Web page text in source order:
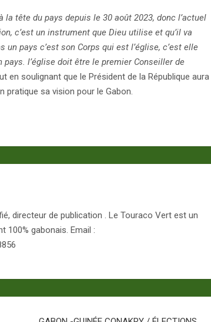
la tête du pays depuis le 30 août 2023, donc l’actuel
c’est un instrument que Dieu utilise et qu’il va
pays c’est son Corps qui est l’église, c’est elle
l’église doit être le premier Conseiller de
en soulignant que le Président de la République aura
pratique sa vision pour le Gabon.
directeur de publication . Le Touraco Vert est un
100% gabonais. Email :